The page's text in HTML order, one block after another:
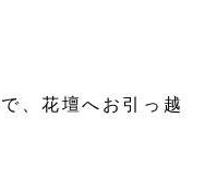
、花壇へお引っ越